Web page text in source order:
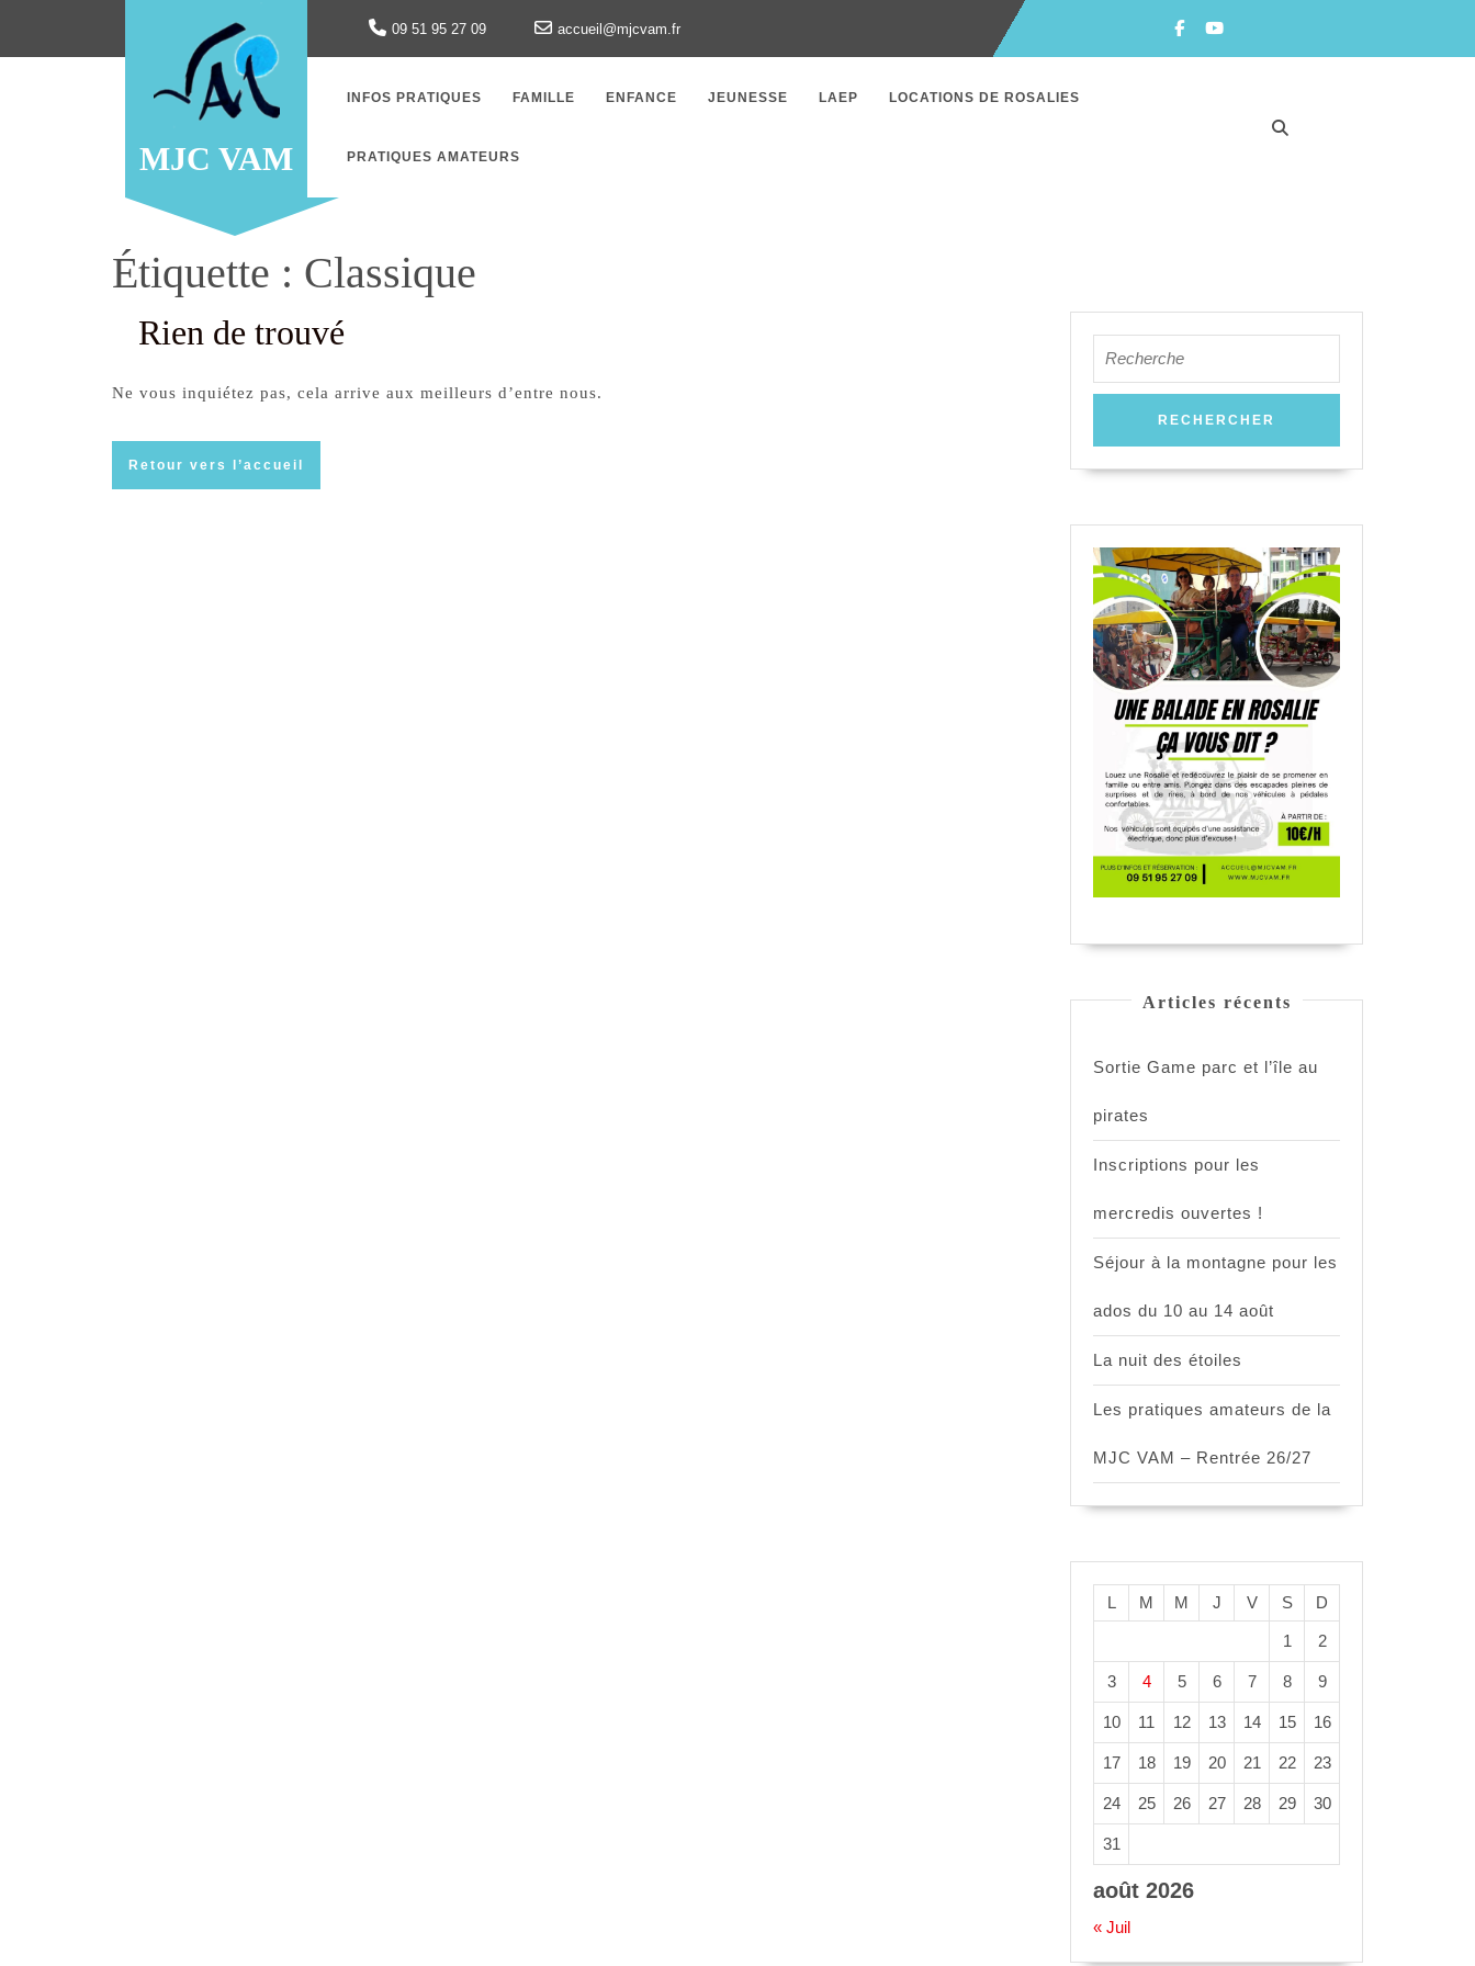
content
09 51 95 27 09 accueil@mjcvam.fr Facebook
MJC VAM
INFOS PRATIQUES FAMILLE ENFANCE JEUNESSE LAEP LOCATIONS DE ROSALIES
PRATIQUES AMATEURS
Étiquette : Classique
Rien de trouvé
Ne vous inquiétez pas, cela arrive aux meilleurs d’entre nous.
Retour vers l’accueil
for:
Articles récents
Sortie Game parc et l’île au
pirates
Inscriptions pour les
mercredis ouvertes !
Séjour à la montagne pour les
ados du 10 au 14 août
La nuit des étoiles
Les pratiques amateurs de la
MJC VAM – Rentrée 26/27
août 2026
L M M J V S D
1 2
3 4 5 6 7 8 9
10 11 12 13 14 15 16
17 18 19 20 21 22 23
24 25 26 27 28 29 30
31
« Juil